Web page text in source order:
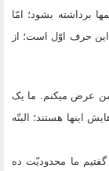
برداشته بشود؛ امّا
حرف اوّل است؛ از
عرض میکنم. ما یک
اینها هستند؛ البتّه
گفتیم ما محدودیّت ده